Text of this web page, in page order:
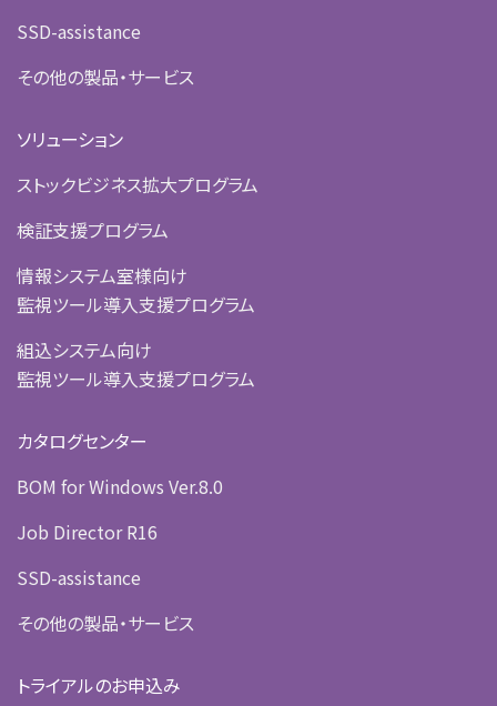
SSD-assistance
その他の製品・サービス
ソリューション
ストックビジネス拡大プログラム
検証支援プログラム
情報システム室様向け
監視ツール導入支援プログラム
組込システム向け
監視ツール導入支援プログラム
カタログセンター
BOM for Windows Ver.8.0
Job Director R16
SSD-assistance
その他の製品・サービス
トライアルのお申込み